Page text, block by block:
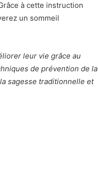
à cette instruction
un sommeil
leur vie grâce au
de prévention de la
sagesse traditionnelle et